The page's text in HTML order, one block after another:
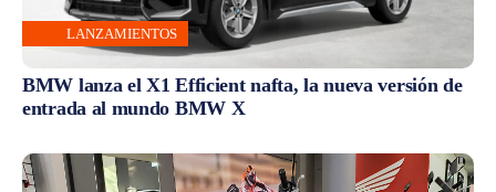
LANZAMIENTOS
BMW lanza el X1 Efficient nafta, la nueva versión de
entrada al mundo BMW X